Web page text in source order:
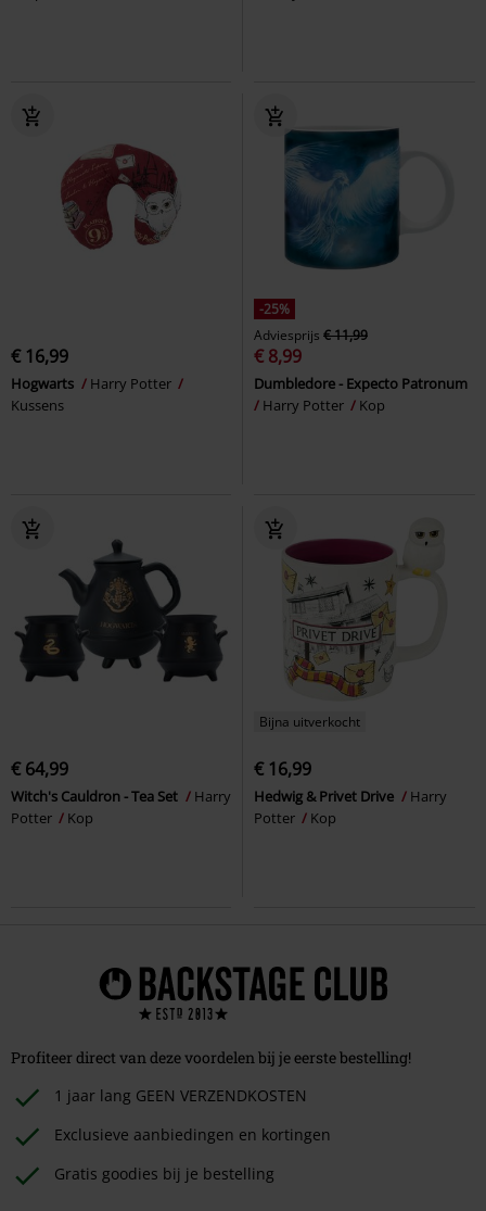
€ 16,99
Hogwarts
Harry Potter
Kussens
-25%
Adviesprijs € 11,99
€ 8,99
Dumbledore - Expecto Patronum
Harry Potter
Kop
€ 64,99
Witch's Cauldron - Tea Set
Harry
Potter
Kop
Bijna uitverkocht
€ 16,99
Hedwig & Privet Drive
Harry
Potter
Kop
Profiteer direct van deze voordelen bij je eerste bestelling!
1 jaar lang GEEN VERZENDKOSTEN
Exclusieve aanbiedingen en kortingen
Gratis goodies bij je bestelling